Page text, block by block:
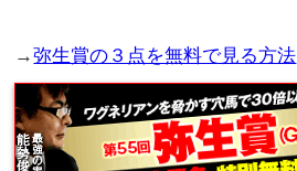
→弥生賞の３点を無料で見る方法